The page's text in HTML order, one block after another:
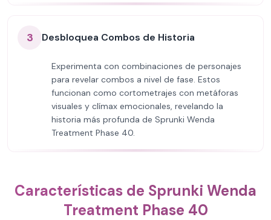
3 Desbloquea Combos de Historia
Experimenta con combinaciones de personajes
para revelar combos a nivel de fase. Estos
funcionan como cortometrajes con metáforas
visuales y clímax emocionales, revelando la
historia más profunda de Sprunki Wenda
Treatment Phase 40.
Características de Sprunki Wenda
Treatment Phase 40